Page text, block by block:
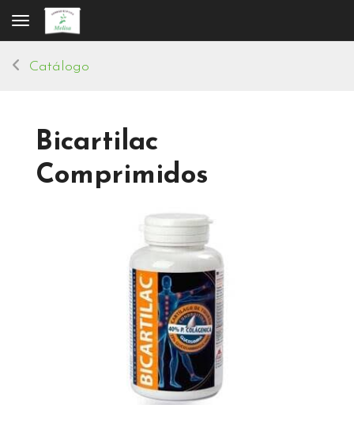
Toggle navigation
Catálogo
Bicartilac
Comprimidos